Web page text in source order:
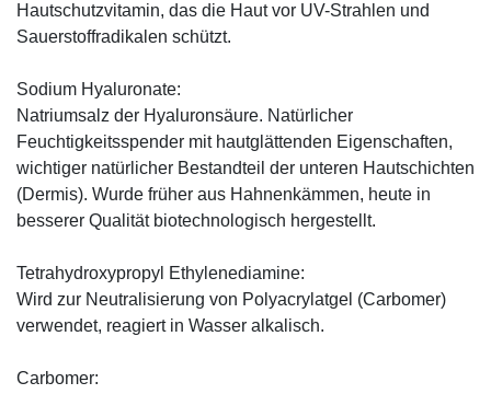
Hautschutzvitamin, das die Haut vor UV-Strahlen und
Sauerstoffradikalen schützt.
Sodium Hyaluronate:
Natriumsalz der Hyaluronsäure. Natürlicher
Feuchtigkeitsspender mit hautglättenden Eigenschaften,
wichtiger natürlicher Bestandteil der unteren Hautschichten
(Dermis). Wurde früher aus Hahnenkämmen, heute in
besserer Qualität biotechnologisch hergestellt.
Tetrahydroxypropyl Ethylenediamine:
Wird zur Neutralisierung von Polyacrylatgel (Carbomer)
verwendet, reagiert in Wasser alkalisch.
Carbomer: